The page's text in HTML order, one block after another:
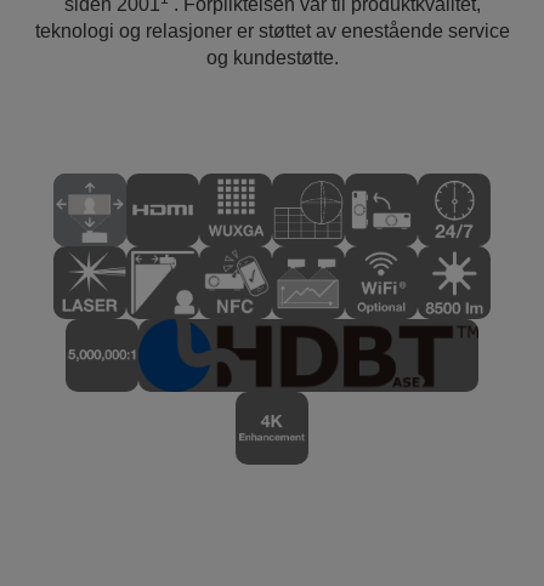
siden 2001
. Forpliktelsen vår til produktkvalitet,
teknologi og relasjoner er støttet av enestående service
og kundestøtte.